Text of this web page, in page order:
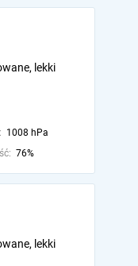
lekki
1008 hPa
76%
lekki